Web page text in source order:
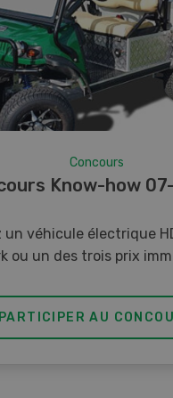
07-08/26
des cinq couteaux de
PARTICIPER AU